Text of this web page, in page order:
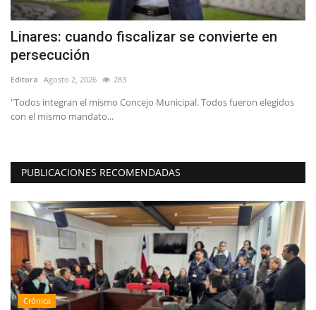
Linares: cuando fiscalizar se convierte en
persecución
Editora Agosto 2, 2026 283
"Todos integran el mismo Concejo Municipal. Todos fueron elegidos
con el mismo mandato...
PUBLICACIONES RECOMENDADAS
Crónica